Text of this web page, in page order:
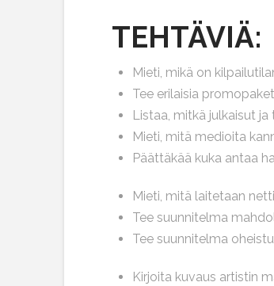
TEHTÄVIÄ:
Mieti, mikä on
Tee erilaisia
Listaa, mitkä julkaisut
Mieti, mitä medioita
Päättäkää kuka antaa
Mieti, mitä laitetaan
Tee suunnitelma
Tee suunnitelma
Kirjoita kuvaus artistin